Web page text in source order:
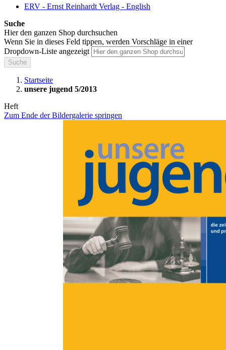
ERV - Ernst Reinhardt Verlag - English
Suche
Hier den ganzen Shop durchsuchen
Wenn Sie in dieses Feld tippen, werden Vorschläge in einer
Dropdown-Liste angezeigt
Suche
Startseite
unsere jugend 5/2013
Heft
Zum Ende der Bildergalerie springen